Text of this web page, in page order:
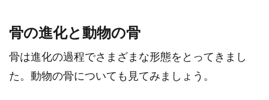
骨の進化と動物の骨
骨は進化の過程でさまざまな形態をとってきまし
た。動物の骨についても見てみましょう。